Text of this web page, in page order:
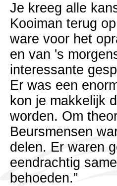
Je kreeg alle
Kooiman terug
ware voor het
en van 's
interessante
Er was een
kon je makkelijk
worden. Om
Beursmensen
delen. Er waren
eendrachtig
behoeden.”